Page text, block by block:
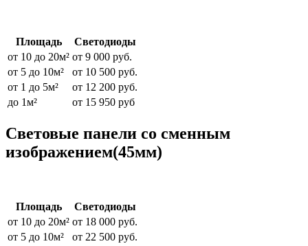
Площадь
Светодиоды
от 10 до 20м² от 9 000 руб.
от 5 до 10м²
от 10 500 руб.
от 1 до 5м²
от 12 200 руб.
до 1м²
от 15 950 руб
Световые панели со сменным
изображением(45мм)
Площадь
Светодиоды
от 10 до 20м² от 18 000 руб.
от 5 до 10м²
от 22 500 руб.